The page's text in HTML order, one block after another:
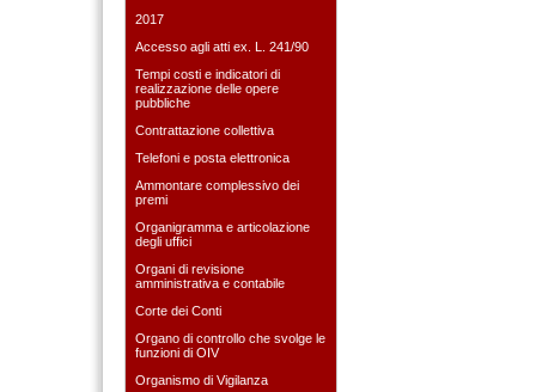
2017
Accesso agli atti ex. L. 241/90
Tempi costi e indicatori di
realizzazione delle opere
pubbliche
Contrattazione collettiva
Telefoni e posta elettronica
Ammontare complessivo dei
premi
Organigramma e articolazione
degli uffici
Organi di revisione
amministrativa e contabile
Corte dei Conti
Organo di controllo che svolge le
funzioni di OIV
Organismo di Vigilanza